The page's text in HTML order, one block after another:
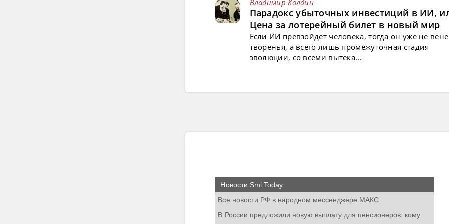
Владимир Колдин
Парадокс убыточных инвестиций в ИИ,
Цена за лотерейный билет в новый мир
Если ИИ превзойдет человека, тогда он уже не
творенья, а всего лишь промежуточная стадия
эволюции, со всеми вытека...